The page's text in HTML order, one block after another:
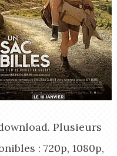
Plusieurs
: 720p, 1080p,